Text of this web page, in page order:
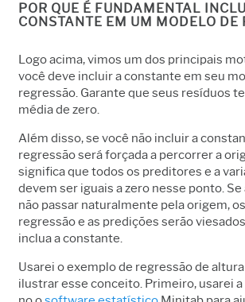
POR QUE É FUNDAMENTAL
CONSTANTE EM UM MODELO DE
Logo acima, vimos um dos principais
você deve incluir a constante em seu
regressão. Garante que seus resíduos
média de zero.
Além disso, se você não incluir a
regressão será forçada a percorrer a
significa que todos os preditores e a
devem ser iguais a zero nesse ponto.
não passar naturalmente pela origem,
regressão e as predições serão
inclua a constante.
Usarei o exemplo de regressão de
ilustrar esse conceito. Primeiro, usarei a